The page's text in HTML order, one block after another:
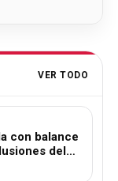
VER TODO
con balance
del…